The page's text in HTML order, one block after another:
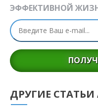
ЭФФЕКТИВНОЙ
ДРУГИЕ